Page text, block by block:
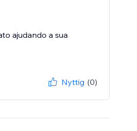
ajudando a sua
Nyttig (0)